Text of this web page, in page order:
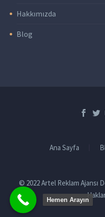
Hakkımızda
Blog
Ana Sayfa
© 2022 Artel Reklam Ajansı
Hemen Arayın